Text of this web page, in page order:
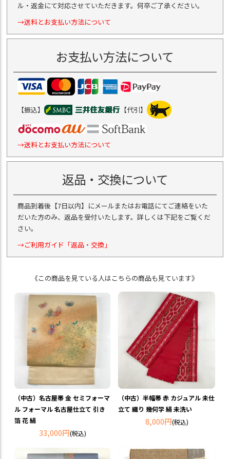
ル・返金にて対応させていただきます。何卒ご了承ください。
→送料とお支払い方法について
お支払い方法について
【振込】 【代引】
→送料とお支払い方法について
返品・交換について
商品到着後【7日以内】にメールまたはお電話にてご連絡をいた
だいた方のみ、返品を受付いたします。詳しくは下記をご覧くだ
さい。
→ご利用ガイド「返品・交換」
《この商品を見ている人はこちらの商品も見ています》
（中古）名古屋帯 金 セミフォーマ
ル フォーマル 名古屋仕立て 引き
箔 花 絹
33,000円(税込)
（中古）半幅帯 赤 カジュアル 未仕
立て 織り 幾何学 絹 未洗い
8,000円(税込)